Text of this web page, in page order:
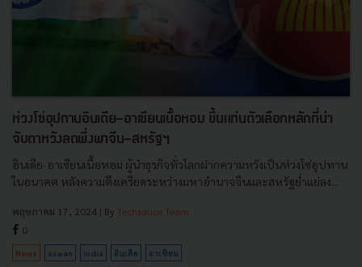
ห่วงโซ่อุปทานอินเดีย-อาเซียนเนื้อหอม ขึ้นแท่นตัวเลือกหลักที่น่า
จับตาหวังลดพึ่งพาจีน-สหรัฐฯ
อินเดีย-อาเซียนเนื้อหอม ผู้นำธุรกิจทั่วโลกฝากความหวังเป็นห่วงโซ่อุปทาน
ในอนาคต หลังความตึงเครียดระหว่างมหาอำนาจจีนและสหรัฐย่ำแย่ลง...
พฤษภาคม 17, 2024 | By Techsauce Team
0
News asean india อินเดีย อาเซียน